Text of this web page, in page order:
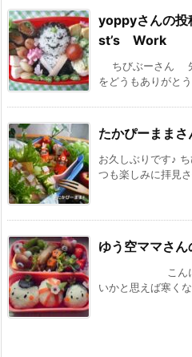
yoppyさんの
st’s Work
ちびぶーさん 先
をどうもありがと
たかぴーまま
お久しぶりです♪
つも楽しみに拝見
ゆう空ママさ
こんにちは
いかと思えば寒く